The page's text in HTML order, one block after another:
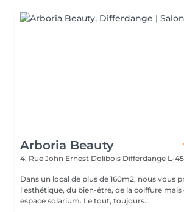
Arboria Beauty
4, Rue John Ernest Dolibois Differdange L-
Dans un local de plus de 160m2, nous vous
l'esthétique, du bien-être, de la coiffure
espace solarium. Le tout, toujours...